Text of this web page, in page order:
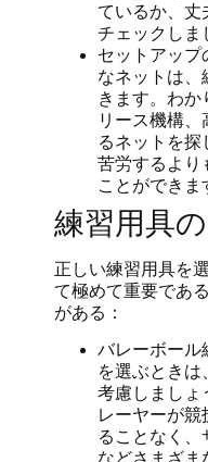
ているか、丈
チェックしま
セットアップ
なネットは、
きます。わか
リース機構
るネットを探
苦労するより
ことができま
練習用具
正しい練習用具を
て極めて重要であ
がある：
バレーボール
を選ぶときは
考慮しましょ
レーヤーが競
ることなく
などさまざま